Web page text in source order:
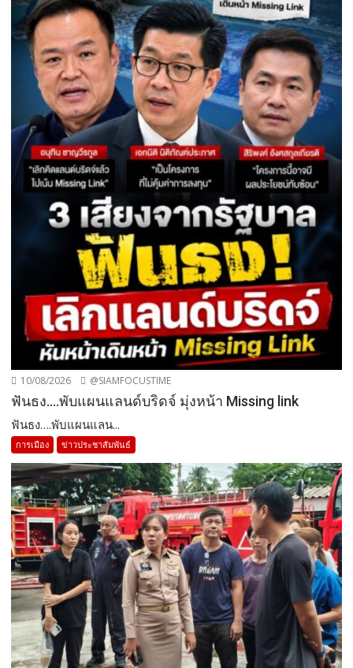
10/08/2026 @SIAMFOCUSTIME
ฟันธง….พับแผนแลนด์บริดจ์ มุ่งหน้า Missing link
ฟันธง….พับแผนแลน...
การเมือง ข่าวประชาสัมพันธ์